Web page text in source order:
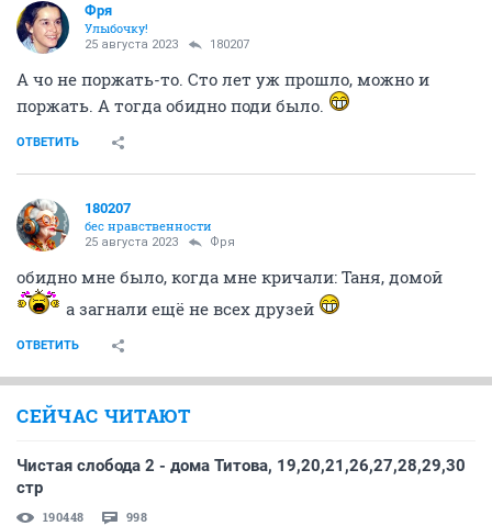
Фря
Улыбочку!
25 августа 2023 180207
А чо не поржать-то. Сто лет уж прошло, можно и
поржать. А тогда обидно поди было.
ОТВЕТИТЬ
180207
бес нравственности
25 августа 2023 Фря
обидно мне было, когда мне кричали: Таня, домой
а загнали ещё не всех друзей
ОТВЕТИТЬ
СЕЙЧАС ЧИТАЮТ
Чистая слобода 2 - дома Титова, 19,20,21,26,27,28,29,30
стр
190448 998